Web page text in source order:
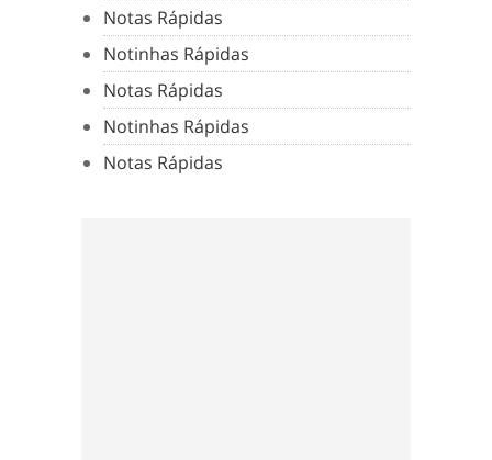
Notas Rápidas
Notinhas Rápidas
Notas Rápidas
Notinhas Rápidas
Notas Rápidas